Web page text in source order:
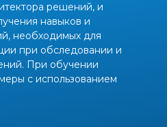
решений, и
навыков и
необходимых для
при обследовании и
При обучении
с использованием